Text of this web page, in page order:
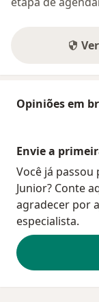
Opiniões em
Envie a
Você já
Junior? Conte
agradecer por
especialista.